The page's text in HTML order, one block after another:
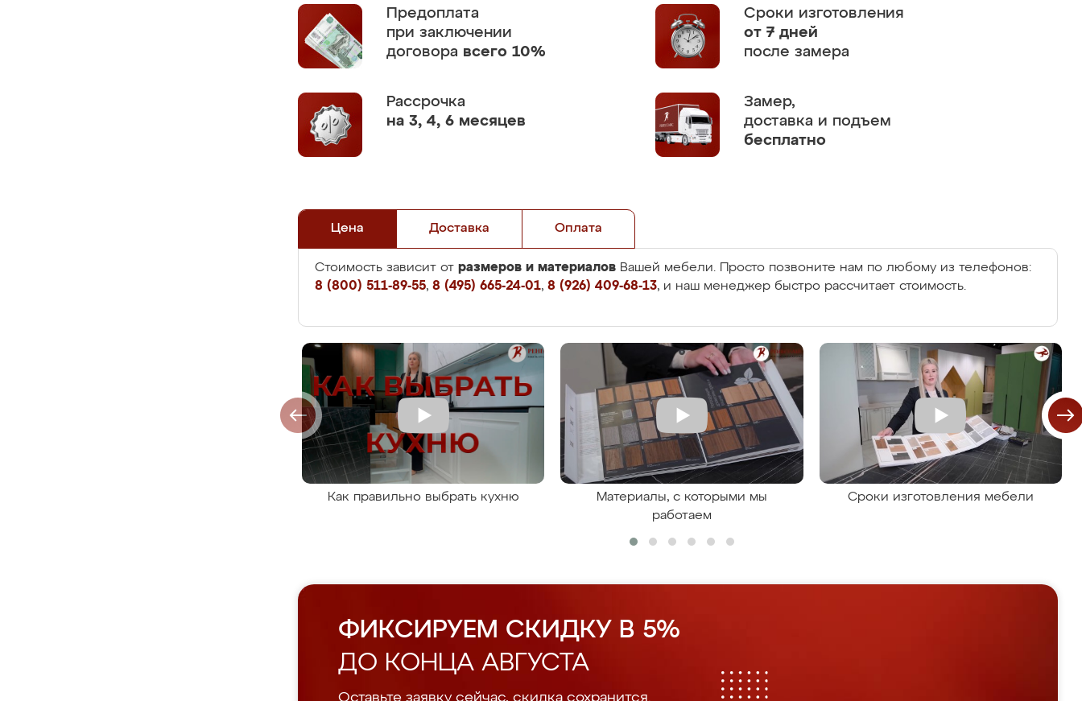
Предоплата
при заключении
договора всего 10%
Сроки изготовления
от 7 дней
после замера
Рассрочка
на 3, 4, 6 месяцев
Замер,
доставка и подъем
бесплатно
Цена Доставка Оплата
Стоимость зависит от размеров и материалов Вашей мебели. Просто позвоните нам по любому из телефонов:
8 (800) 511-89-55, 8 (495) 665-24-01, 8 (926) 409-68-13, и наш менеджер быстро рассчитает стоимость.
Как правильно выбрать кухню
Материалы, с которыми мы
работаем
Сроки изготовления мебели
ФИКСИРУЕМ СКИДКУ В 5%
ДО КОНЦА АВГУСТА
Оставьте заявку сейчас, скидка сохранится.